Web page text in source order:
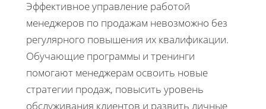
Эффективное управление работой
менеджеров по продажам невозможно без
регулярного повышения их квалификации.
Обучающие программы и тренинги
помогают менеджерам освоить новые
стратегии продаж, повысить уровень
обслуживания клиентов и развить личные